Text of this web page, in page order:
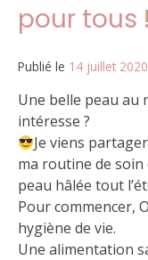
pour tous !
Publié le 14 juillet 2020
Une belle peau au
intéresse ?
Je viens
ma routine de
peau hâlée tout
Pour commencer,
hygiène de vie.
Une alimentation